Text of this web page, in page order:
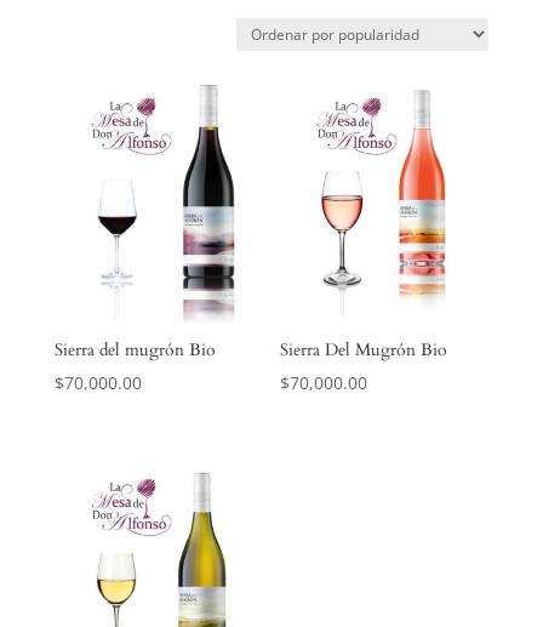
Sierra del mugrón Bio
$70,000.00
Sierra Del Mugrón Bio
$70,000.00